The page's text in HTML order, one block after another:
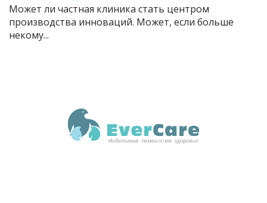
Может ли частная клиника стать центром
производства инноваций. Может, если больше
некому...